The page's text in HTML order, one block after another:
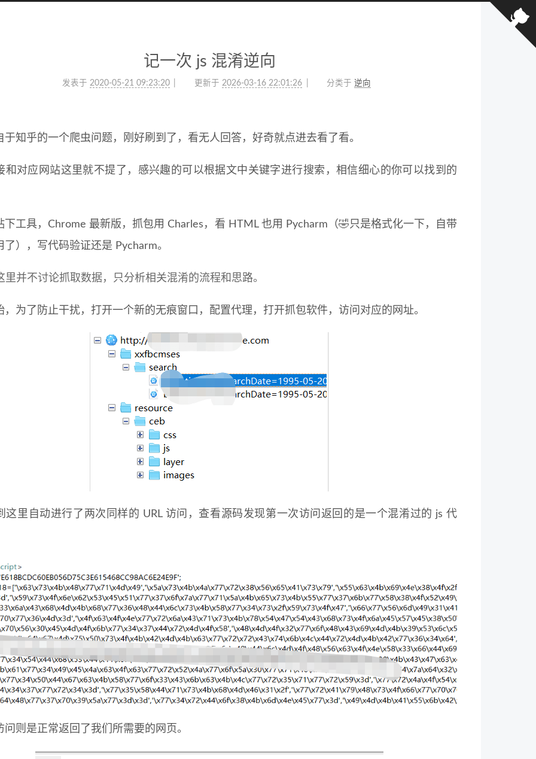
记一次 js 混淆逆向
发表于 2020-05-21 09:23:20 更新于 2026-03-16 22:01:26 分类于 逆向
于知乎的一个爬虫问题，刚好刷到了，看无人回答，好奇就点进去看了看。
和对应网站这里就不提了，感兴趣的可以根据文中关键字进行搜索，相信细心的你可以找到的
下工具，Chrome 最新版，抓包用 Charles，看 HTML 也用 Pycharm（🤣只是格式化一下，自带
了），写代码验证还是 Pycharm。
里并不讨论抓取数据，只分析相关混淆的流程和思路。
，为了防止干扰，打开一个新的无痕窗口，配置代理，打开抓包软件，访问对应的网址。
这里自动进行了两次同样的 URL 访问，查看源码发现第一次访问返回的是一个混淆过的 js 代
问则是正常返回了我们所需要的网页。